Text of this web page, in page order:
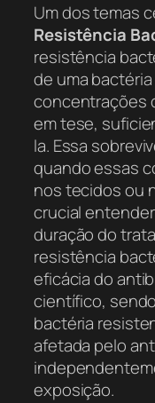
Um dos temas
Resistência
resistência
de uma
concentrações
em tese,
la. Essa
quando essas
nos tecidos ou
crucial
duração do
resistência
eficácia do
científico,
bactéria
afetada pelo
exposição.